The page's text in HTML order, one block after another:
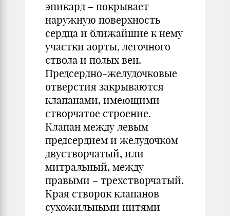
эпикард – покрывает
наружную поверхность
сердца и ближайшие к нему
участки аорты, легочного
ствола и полых вен.
Предсердно-желудочковые
отверстия закрываются
клапанами, имеющими
створчатое строение.
Клапан между левым
предсердием и желудочком
двустворчатый, или
митральный, между
правыми – трехстворчатый.
Края створок клапанов
сухожильными нитями